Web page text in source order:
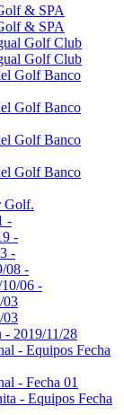
& SPA
& SPA
Golf Club
Golf Club
Golf Banco
Golf Banco
Golf Banco
Golf Banco
Golf.
-
-
-
08 -
06 -
03
03
- 2019/11/28
- Equipos Fecha
- Fecha 01
- Equipos Fecha